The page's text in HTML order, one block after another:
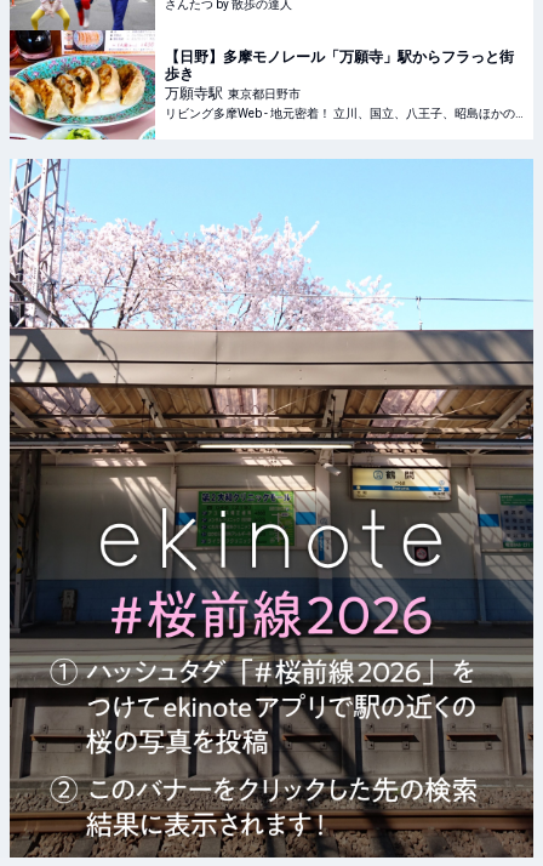
さんたつ by 散歩の達人
【日野】多摩モノレール「万願寺」駅からフラっと街
歩き
万願寺駅 東京都日野市